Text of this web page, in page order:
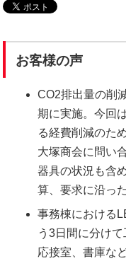
お客様の声
CO2排出量の削
期に実施。今回
る経費削減のた
大塚商会に問い
器具の状況も含
算、要求に沿っ
事務棟における
う3日間に分け
応接室、書庫な